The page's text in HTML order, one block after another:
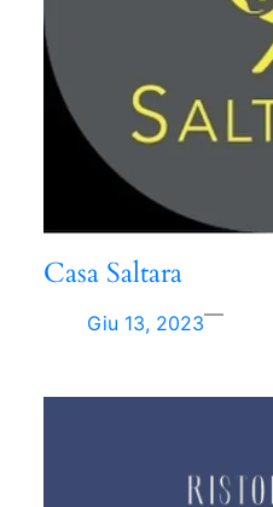
Casa Saltara
Giu 13, 2023—